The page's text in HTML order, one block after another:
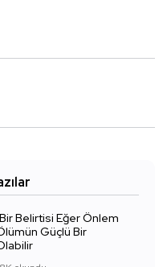
Belirtisi Eğer Önlem
Güçlü Bir